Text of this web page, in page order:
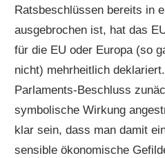
Ratsbeschlüssen bereits in
ausgebrochen ist, hat das
für die EU oder Europa (so
nicht) mehrheitlich
Parlaments-Beschluss
symbolische Wirkung
klar sein, dass man damit
sensible ökonomische